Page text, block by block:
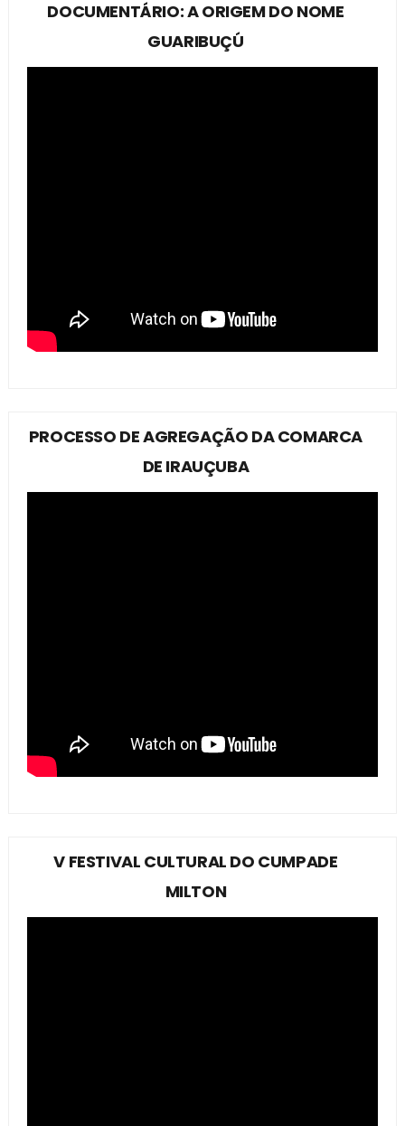
DOCUMENTÁRIO: A ORIGEM DO NOME
GUARIBUÇÚ
PROCESSO DE AGREGAÇÃO DA COMARCA
DE IRAUÇUBA
V FESTIVAL CULTURAL DO CUMPADE
MILTON